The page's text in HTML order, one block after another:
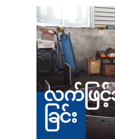
လက်ဖြ
ခြင်း